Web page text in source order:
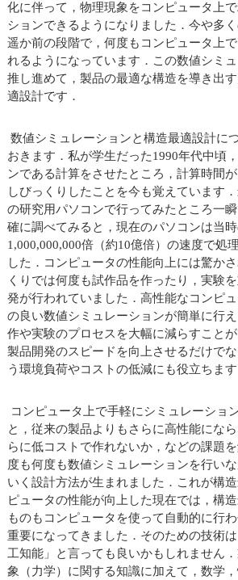
化に伴って，物理現象をコンピュータ上
ションできるようになりました．今や多
遥か前の段階で，何度もコンピュータ上
れるようになっています．この数値シミ
推し進めて，製品の最適な構造を導き出
適設計です．
数値シミュレーションと構造最適設計に
おきます．私が学生だった1990年代中頃
ンである計算をさせたところ，計算時間
しびっくりしたことを今も覚えています
の研究用パソコンで行ってみたところ一
確に調べてみると，現在のパソコンは当
1,000,000,000倍（約10億倍）の速度で処
した．コンピュータの性能向上には驚か
くりでは何度も試作品を作ったり，実験
発が行われていました．高性能なコンピ
の良い数値シミュレーションが簡単に行
作や実験のプロセスを大幅に減らすこと
製品開発のスピードを向上させるだけで
う環境負荷やコストの低減にも役立ちます
コンピュータ上で手軽にシミュレーショ
と，従来の製品よりもさらに高性能にな
らに低コストで作れないか，などの課題
度も何度も数値シミュレーションを行い
いく設計方法が生まれました．これが構
ピュータの性能が向上した現在では，構
ものもコンピュータを使って自動的に行
重要になってきました．そのための技術
工知能」と言っても良いかもしれません
象（力学）に関する知識に加えて，数学